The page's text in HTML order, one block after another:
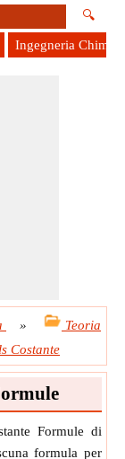
🔍
Ingegneria Chimica
»
Teoria
Costante
Formule di
formula per